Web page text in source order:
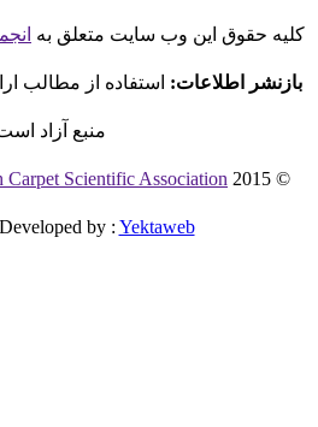
کلیه حقوق این وب سایت متعلق به
بازنشر اطلاعات:استفاده از مطالب
منبع آزاد است.
© 2015 All Rights Reserved |
Carpet Scientific Association
Developed by:Yektaweb